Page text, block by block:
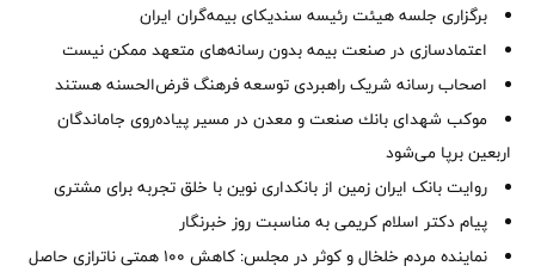
برگزاری جلسه هیئت رئیسه سندیکای بیمه‌گران ایران
اعتمادسازی در صنعت بیمه بدون رسانه‌های متعهد ممکن نیست
اصحاب رسانه شریک راهبردی توسعه فرهنگ قرض‌الحسنه هستند
موكب شهدای بانك صنعت و معدن در مسیر پیاده‌روی جاماندگان
اربعین برپا می‌شود
روایت بانک ایران زمین از بانکداری نوین با خلق تجربه برای مشتری
پیام دکتر اسلام کریمی به مناسبت روز خبرنگار
نماینده مردم خلخال و کوثر در مجلس: کاهش ۱۰۰ همتی ناترازی حاصل